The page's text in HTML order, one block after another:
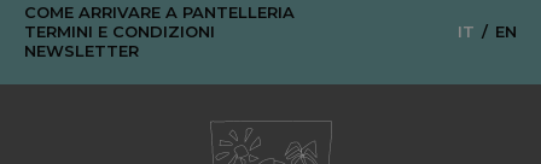
COME ARRIVARE A PANTELLERIA
TERMINI E CONDIZIONI
NEWSLETTER
IT EN